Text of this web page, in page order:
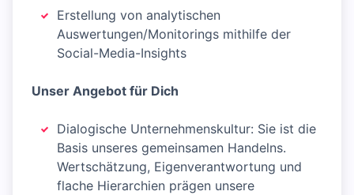
Erstellung von analytischen
Auswertungen/Monitorings mithilfe der
Social-Media-Insights
Unser Angebot für Dich
Dialogische Unternehmenskultur: Sie ist die
Basis unseres gemeinsamen Handelns.
Wertschätzung, Eigenverantwortung und
flache Hierarchien prägen unsere